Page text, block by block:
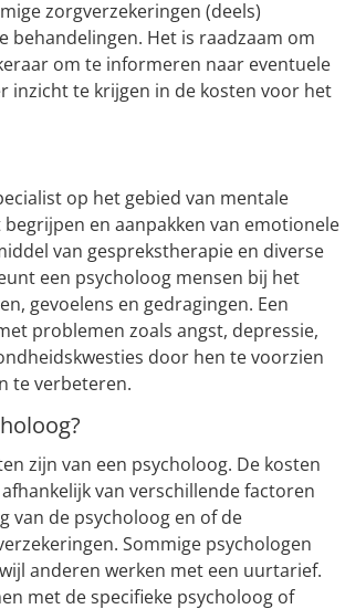
zorgverzekeringen (deels)
behandelingen. Het is raadzaam om
om te informeren naar eventuele
inzicht te krijgen in de kosten voor het
op het gebied van mentale
en aanpakken van emotionele
van gesprekstherapie en diverse
een psycholoog mensen bij het
gevoelens en gedragingen. Een
problemen zoals angst, depressie,
door hen te voorzien
te verbeteren.
zijn van een psycholoog. De kosten
van verschillende factoren
van de psycholoog en of de
Sommige psychologen
anderen werken met een uurtarief.
met de specifieke psycholoog of